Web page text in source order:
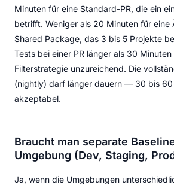
Minuten für eine Standard-PR, die ein
betrifft. Weniger als 20 Minuten für eine
Shared Package, das 3 bis 5 Projekte
Tests bei einer PR länger als 30
Filterstrategie unzureichend. Die
(nightly) darf länger dauern — 30 bis 60
akzeptabel.
Braucht man separate
Umgebung (Dev, Staging,
Ja, wenn die Umgebungen